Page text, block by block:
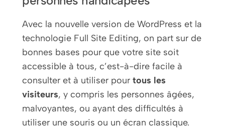
Avec la nouvelle version de WordPress et la
technologie Full Site Editing, on part sur de
bonnes bases pour que votre site soit
accessible à tous, c’est-à-dire facile à
consulter et à utiliser pour tous les
visiteurs, y compris les personnes âgées,
malvoyantes, ou ayant des difficultés à
utiliser une souris ou un écran classique.